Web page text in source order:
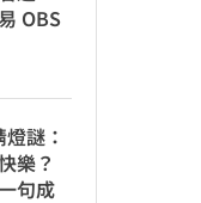
OBS
謎：
樂？
句成